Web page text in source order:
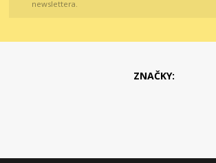
newslettera.
ZNAČKY: